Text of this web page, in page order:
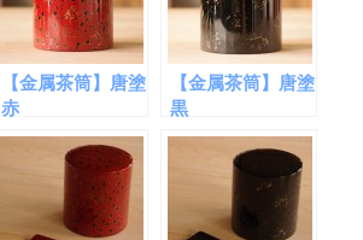
【金属茶筒】唐塗
赤
【金属茶筒】唐塗
黒